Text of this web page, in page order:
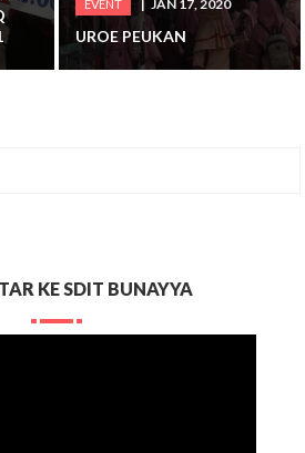
EVENT JAN 17, 2020
UROE PEUKAN
KE SDIT BUNAYYA